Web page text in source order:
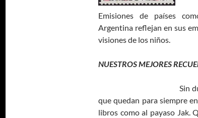
Emisiones de países
Argentina reflejan en sus
visiones de los niños.
NUESTROS MEJORES
Sin
que quedan para siempre
libros como al payaso Jak.